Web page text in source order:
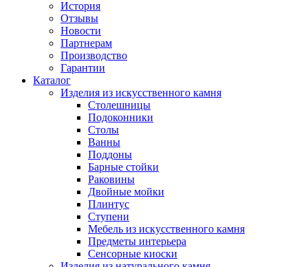
История
Отзывы
Новости
Партнерам
Производство
Гарантии
Каталог
Изделия из искусственного камня
Столешницы
Подоконники
Столы
Ванны
Поддоны
Барные стойки
Раковины
Двойные мойки
Плинтус
Ступени
Мебель из искусственного камня
Предметы интерьера
Сенсорные киоски